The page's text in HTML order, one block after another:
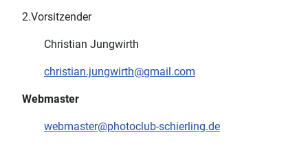
2.Vorsitzender
Christian Jungwirth
christian.jungwirth@gmail.com
Webmaster
webmaster@photoclub-schierling.de